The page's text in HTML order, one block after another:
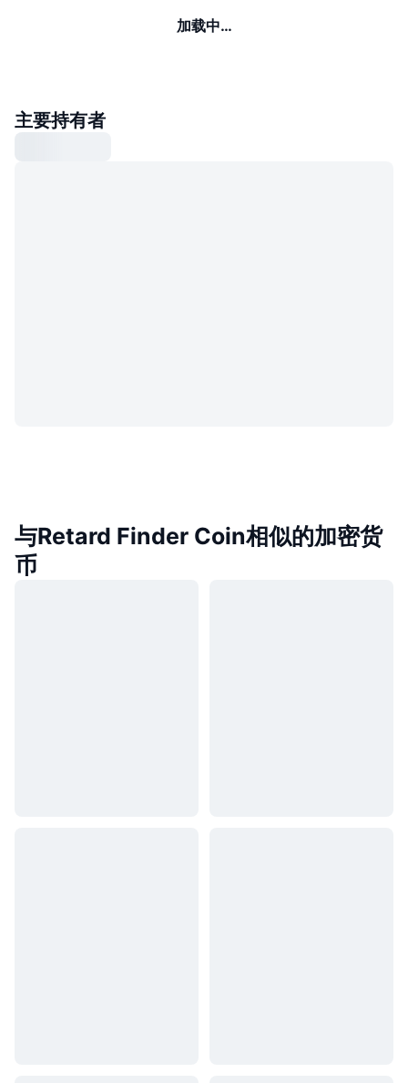
加载中…
主要持有者
与Retard Finder Coin相似的加密货
币